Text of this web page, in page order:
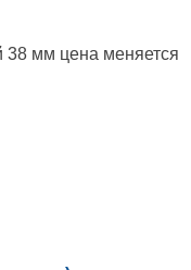
мм цена меняется